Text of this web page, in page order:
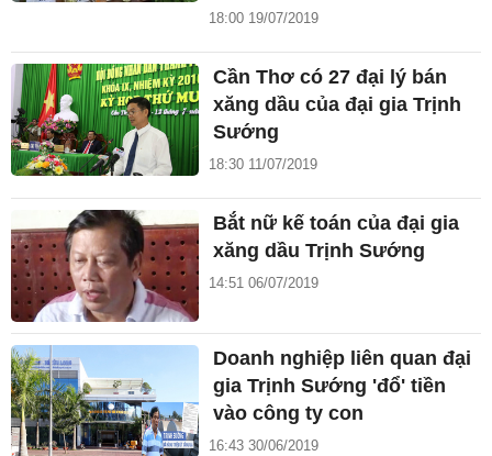
18:00 19/07/2019
Cần Thơ có 27 đại lý bán
xăng dầu của đại gia Trịnh
Sướng
18:30 11/07/2019
Bắt nữ kế toán của đại gia
xăng dầu Trịnh Sướng
14:51 06/07/2019
Doanh nghiệp liên quan đại
gia Trịnh Sướng 'đổ' tiền
vào công ty con
16:43 30/06/2019